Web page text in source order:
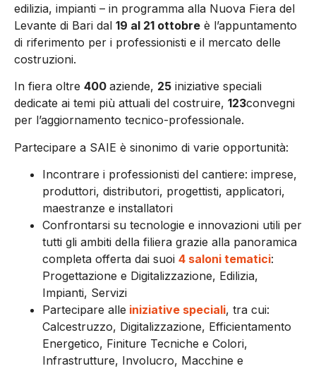
edilizia, impianti – in programma alla Nuova Fiera del
Levante di Bari dal 19 al 21 ottobre è l’appuntamento
di riferimento per i professionisti e il mercato delle
costruzioni.
In fiera oltre 400 aziende, 25 iniziative speciali
dedicate ai temi più attuali del costruire, 123convegni
per l’aggiornamento tecnico-professionale.
Partecipare a SAIE è sinonimo di varie opportunità:
Incontrare i professionisti del cantiere: imprese,
produttori, distributori, progettisti, applicatori,
maestranze e installatori
Confrontarsi su tecnologie e innovazioni utili per
tutti gli ambiti della filiera grazie alla panoramica
completa offerta dai suoi 4 saloni tematici:
Progettazione e Digitalizzazione, Edilizia,
Impianti, Servizi
Partecipare alle iniziative speciali, tra cui:
Calcestruzzo, Digitalizzazione, Efficientamento
Energetico, Finiture Tecniche e Colori,
Infrastrutture, Involucro, Macchine e